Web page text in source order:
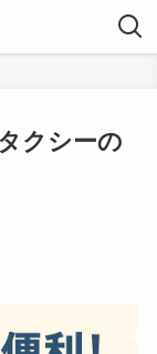
クシーの